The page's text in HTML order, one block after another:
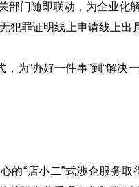
部门随即联动，为企业化解
犯罪证明线上申请线上出
为“办好一件事”到“解决
的“店小二”式涉企服务